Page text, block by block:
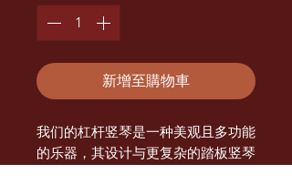
新增至購物車
我们的杠杆竖琴是一种美观且多功能
的乐器，其设计与更复杂的踏板竖琴